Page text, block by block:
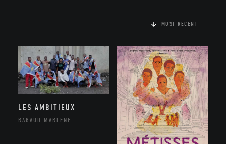
MOST RECENT
LES AMBITIEUX
RABAUD MARLÈNE